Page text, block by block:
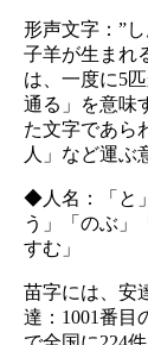
形声文字：”
子羊が生まれ
は、一度に5
通る」を意味
た文字であら
人」など運ぶ
◆人名：「と
う」「のぶ」
すむ」
苗字には、安
達：1001番目